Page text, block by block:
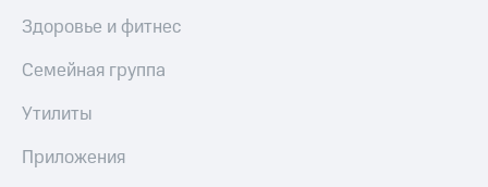
Здоровье и фитнес
Семейная группа
Утилиты
Приложения